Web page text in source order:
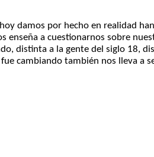
damos por hecho en realidad
a cuestionarnos sobre
distinta a la gente del siglo 18,
cambiando también nos lleva a